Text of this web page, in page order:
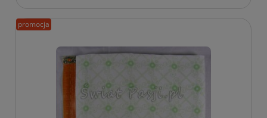
promocja